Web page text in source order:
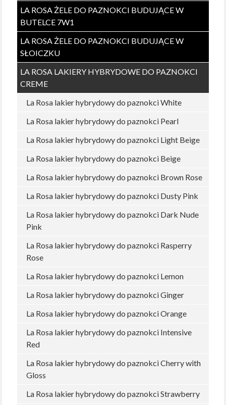
LA ROSA ŻELE DO PAZNOKCI BUDUJĄCE W
BUTELCE 7W1
LA ROSA ŻELE DO PAZNOKCI BUDUJĄCE W
SŁOICZKU
LA ROSA LAKIERY HYBRYDOWE DO PAZNOKCI
CREME
La Rosa lakier hybrydowy do paznokci White
La Rosa lakier hybrydowy do paznokci Pearl
La Rosa lakier hybrydowy do paznokci Light Beige
La Rosa lakier hybrydowy do paznokci Beige
La Rosa lakier hybrydowy do paznokci Brown Rose
La Rosa lakier hybrydowy do paznokci Dusty Pink
La Rosa lakier hybrydowy do paznokci Dark Nude
Pink
La Rosa lakier hybrydowy do paznokci Rasperry
Rose
La Rosa lakier hybrydowy do paznokci Lemon
La Rosa lakier hybrydowy do paznokci Ginger
La Rosa lakier hybrydowy do paznokci Orange
La Rosa lakier hybrydowy do paznokci Intensive
Red
La Rosa lakier hybrydowy do paznokci Cherry with
Gloss
La Rosa lakier hybrydowy do paznokci Strawberry